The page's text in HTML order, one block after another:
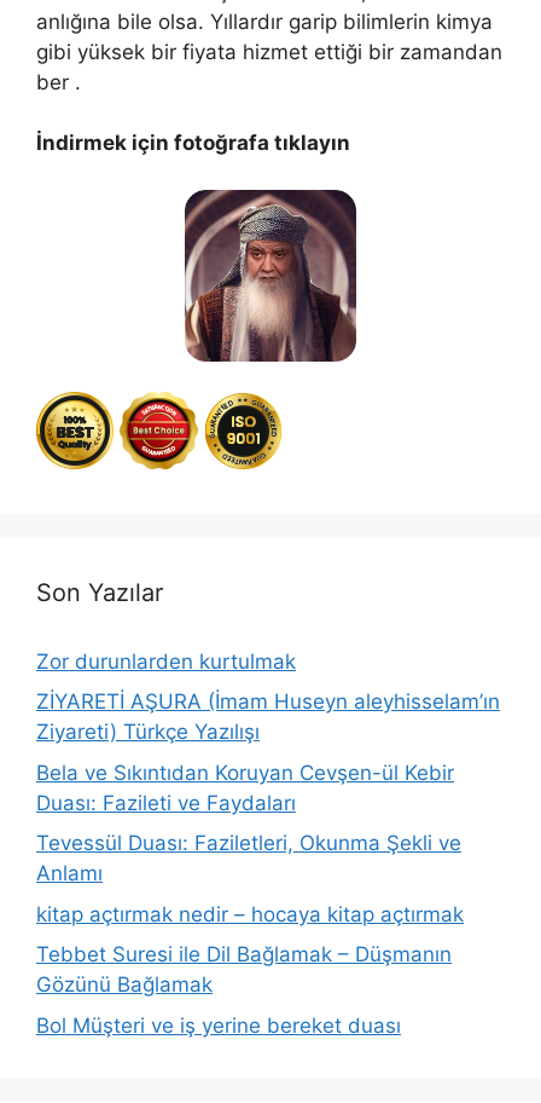
anlığına bile olsa. Yıllardır garip bilimlerin kimya
gibi yüksek bir fiyata hizmet ettiği bir zamandan
ber .
İndirmek için fotoğrafa tıklayın
Son Yazılar
Zor durunlarden kurtulmak
ZİYARETİ AŞURA (İmam Huseyn aleyhisselam’ın
Ziyareti) Türkçe Yazılışı
Bela ve Sıkıntıdan Koruyan Cevşen-ül Kebir
Duası: Fazileti ve Faydaları
Tevessül Duası: Faziletleri, Okunma Şekli ve
Anlamı
kitap açtırmak nedir – hocaya kitap açtırmak
Tebbet Suresi ile Dil Bağlamak – Düşmanın
Gözünü Bağlamak
Bol Müşteri ve iş yerine bereket duası